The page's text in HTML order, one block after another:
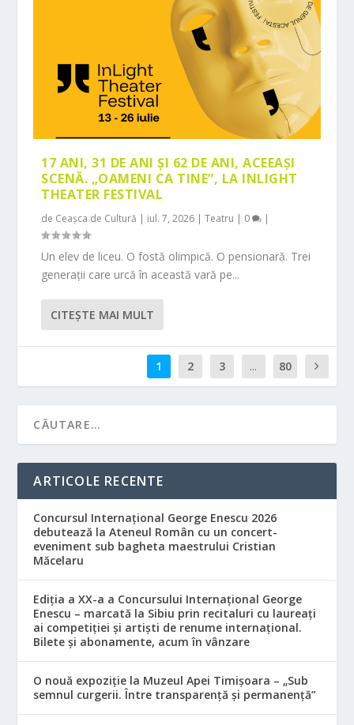
17 ANI, 31 DE ANI ȘI 62 DE ANI, ACEEAȘI
SCENĂ. „OAMENI CA TINE”, LA INLIGHT
THEATER FESTIVAL
de Ceașca de Cultură | iul. 7, 2026 |Teatru | 0 |
Un elev de liceu. O fostă olimpică. O pensionară. Trei
generații care urcă în această vară pe...
CITEŞTE MAI MULT
1 2 3 ... 80
ARTICOLE RECENTE
Concursul Internațional George Enescu 2026
debutează la Ateneul Român cu un concert-
eveniment sub bagheta maestrului Cristian
Măcelaru
Ediția a XX-a a Concursului Internațional George
Enescu – marcată la Sibiu prin recitaluri cu laureați
ai competiției și artiști de renume internațional.
Bilete și abonamente, acum în vânzare
O nouă expoziție la Muzeul Apei Timișoara – „Sub
semnul curgerii. Între transparență și permanență”